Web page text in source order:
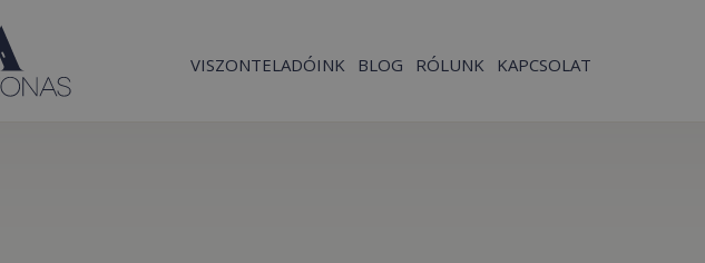
VISZONTELADÓINK BLOG RÓLUNK KAPCSOLAT